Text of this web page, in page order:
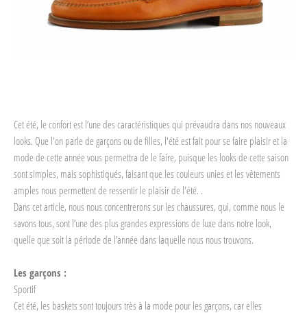
Cet été, le confort est l’une des caractéristiques qui prévaudra dans nos nouveaux
looks. Que l'on parle de garçons ou de filles, l'été est fait pour se faire plaisir et la
mode de cette année vous permettra de le faire, puisque les looks de cette saison
sont simples, mais sophistiqués, faisant que les couleurs unies et les vêtements
amples nous permettent de ressentir le plaisir de l'été. .
Dans cet article, nous nous concentrerons sur les chaussures, qui, comme nous le
savons tous, sont l’une des plus grandes expressions de luxe dans notre look,
quelle que soit la période de l’année dans laquelle nous nous trouvons.
Les garçons :
Sportif
Cet été, les baskets sont toujours très à la mode pour les garçons, car elles